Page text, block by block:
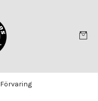
Förvaring